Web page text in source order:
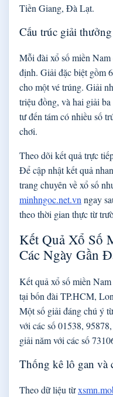
Tiền Giang, Đà Lạt.
Cấu trúc giải
Mỗi đài xổ số miền
định. Giải đặc biệt gồm
cho một vé trúng. Giải
triệu đồng, và hai giải
tư đến tám có nhiều số
chơi.
Theo dõi kết quả trực
Để cập nhật kết quả
trang chuyên về xổ số
minhngoc.net.vnngay
theo thời gian thực từ
Kết Quả Xổ Số
Các Ngày Gần
Kết quả xổ số miền
tại bốn đài TP.HCM,
Một số giải đáng chú ý
với các số 01538,
giải năm với các số
Thống kê lô gan và
Theo dữ liệu từ